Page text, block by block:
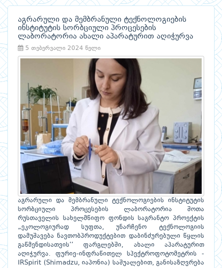
აგრარული და მემბრანული ტექნოლოგიების
ინსტიტუტის სორბციული პროცესების
ლაბორატორია ახალი აპარატურით აღიჭურვა
5 თებერვალი 2024 წელი
აგრარული და მემბრანული ტექნოლოგიების ინსტიტუტის
სორბციული პროცესების ლაბორატორია შოთა
რუსთაველის სახელმწიფო ფონდის საგრანტო პროექტის
„ეკოლოგიურად სუფთა, უნარჩენო ტექნოლოგიის
დამუშავება ნავთობპროდუქტებით დაბინძურებული წყლის
გაწმენდისათვის’’ ფარგლებში, ახალი აპარატურით
აღიჭურვა. ფურიე-ინფრაწითელ სპექტროფოტომეტრის -
IRSpirit (Shimadzu, იაპონია) საშუალებით, განისაზღვრება